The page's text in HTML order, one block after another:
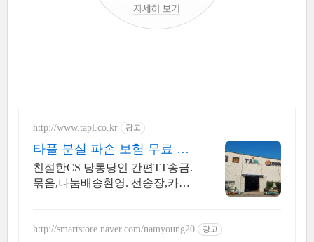
http://www.tapl.co.kr 광고
타플 분실 파손 보험 무료 충
전시 1% 추가 서비스
친절한CS 당통당인 간편TT송금.
묶음,나눔배송환영. 선송장,카드
http://smartstore.naver.com/namyoung20 광고